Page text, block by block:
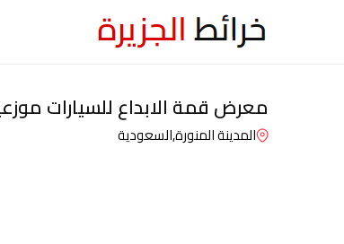
معرض قمة الابداع للسيارات
المدينة المنورة,السعودية